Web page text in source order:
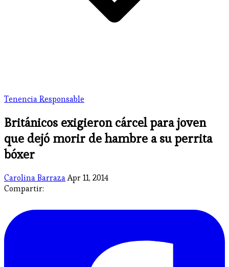
Tenencia Responsable
Británicos exigieron cárcel para joven
que dejó morir de hambre a su perrita
bóxer
Carolina BarrazaApr 11, 2014
Compartir: